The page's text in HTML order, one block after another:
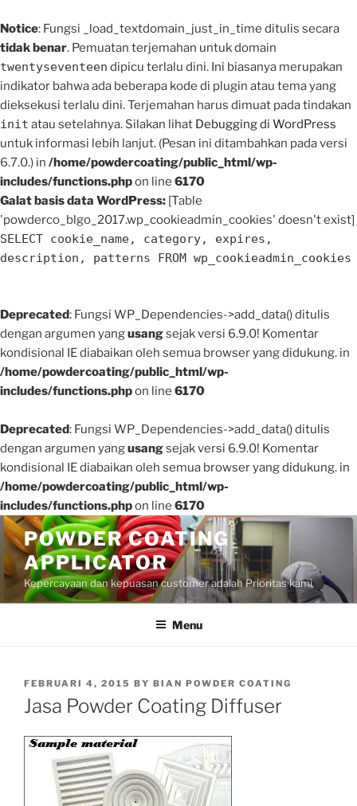
Notice: Fungsi _load_textdomain_just_in_time ditulis secara
tidak benar. Pemuatan terjemahan untuk domain
twentyseventeen dipicu terlalu dini. Ini biasanya merupakan
indikator bahwa ada beberapa kode di plugin atau tema yang
dieksekusi terlalu dini. Terjemahan harus dimuat pada tindakan
init atau setelahnya. Silakan lihat Debugging di WordPress
untuk informasi lebih lanjut. (Pesan ini ditambahkan pada versi
6.7.0.) in /home/powdercoating/public_html/wp-
includes/functions.phpon line 6170
Galat basis data WordPress: [Table
'powderco_blgo_2017.wp_cookieadmin_cookies' doesn't exist]
SELECT cookie_name, category, expires,
description, patterns FROM wp_cookieadmin_cookies
Deprecated: Fungsi WP_Dependencies->add_data() ditulis
dengan argumen yangusangsejak versi 6.9.0! Komentar
kondisional IE diabaikan oleh semua browser yang didukung. in
/home/powdercoating/public_html/wp-
includes/functions.phpon line 6170
Deprecated: Fungsi WP_Dependencies->add_data() ditulis
dengan argumen yangusangsejak versi 6.9.0! Komentar
kondisional IE diabaikan oleh semua browser yang didukung. in
/home/powdercoating/public_html/wp-
includes/functions.phpon line 6170
Skip
to
content
POWDER COATING
APPLICATOR
Kepercayaan dan kepuasan customer adalah Prioritas kami
Menu
POSTED
ON
FEBRUARI 4, 2015 BY BIAN POWDER COATING
Jasa Powder Coating Diffuser